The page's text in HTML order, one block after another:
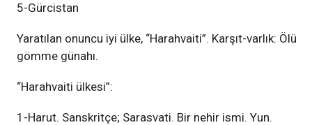
5-Gürcistan
Yaratılan onuncu iyi ülke, “Harahvaiti”. Karşıt-varlık: Ölü
gömme günahı.
“Harahvaiti ülkesi”:
1-Harut. Sanskritçe; Sarasvati. Bir nehir ismi. Yun.